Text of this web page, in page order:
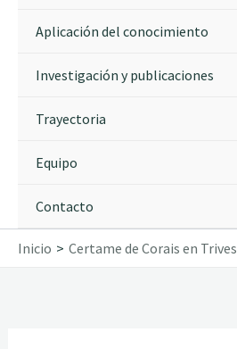
Aplicación del conocimiento
Investigación y publicaciones
Trayectoria
Equipo
Contacto
Inicio Certame de Corais en Trives